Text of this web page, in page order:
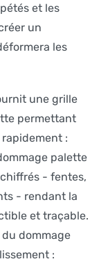
et les
un
les
une grille
permettant
:
palette
- fentes,
- rendant la
et traçable.
dommage
: